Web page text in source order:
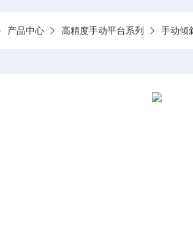
产品中心 高精度手动平台系列 手动倾